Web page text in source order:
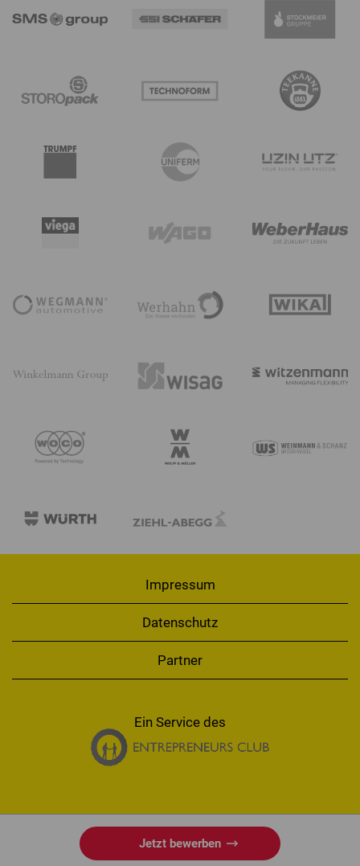
Jetzt bewerben
Impressum
Datenschutz
Partner
Ein Service des